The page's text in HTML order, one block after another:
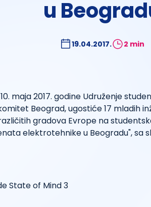
u
19.04.2017. 2 min
maja 2017. godine Udruženje
Beograd, ugostiće 17 mladih
gradova Evrope na
elektrotehnike u Beogradu", sa